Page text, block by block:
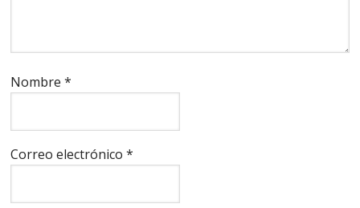
Nombre*
Correo electrónico*